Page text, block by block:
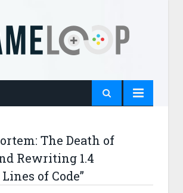
The Death of
Rewriting 1.4
of Code”